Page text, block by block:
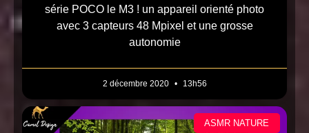
série POCO le M3 ! un appareil orienté photo
avec 3 capteurs 48 Mpixel et une grosse
autonomie
2 décembre 2020 13h56
ASMR NATURE